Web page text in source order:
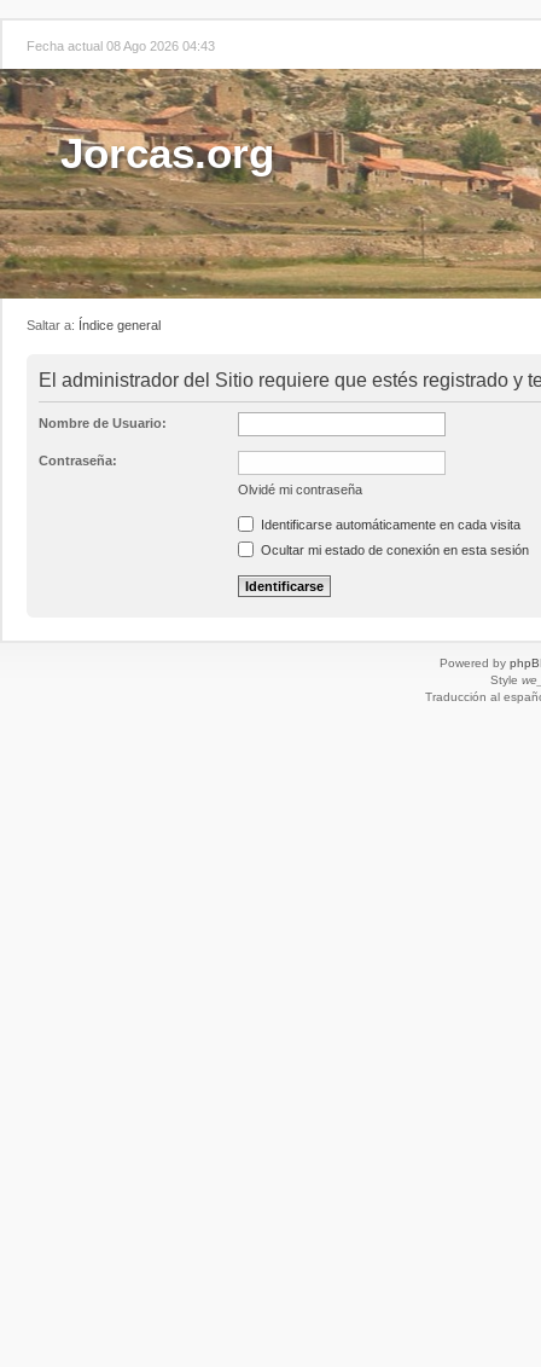
Fecha actual 08 Ago 2026 04:43
Jorcas.org
Saltar a: Índice general
El administrador del Sitio requiere que estés registrado y
Nombre de Usuario:
Contraseña:
Olvidé mi contraseña
Identificarse automáticamente en cada visita
Ocultar mi estado de conexión en esta sesión
Powered by
Style
Traducción al